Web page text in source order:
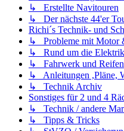
↳ Erstellte Navitouren
↳ Der nächste 44'er
Richi´s Technik- und
↳ Probleme mit Motor
↳ Rund um die Elektrik
↳ Fahrwerk und Reifen
↳ Anleitungen ,Pläne,
↳ Technik Archiv
Sonstiges für 2 und 4
↳ Technik / andere
↳ Tipps & Tricks